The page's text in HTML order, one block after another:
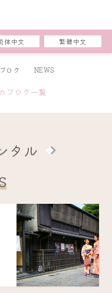
体中文 繁體中文
ブログ NEWS
ブログ一覧
タル